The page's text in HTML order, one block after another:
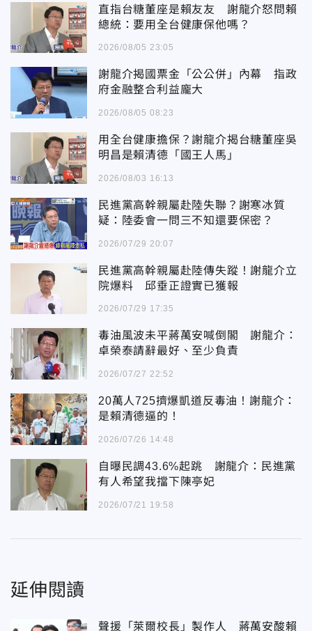
直指台糖董座是賴友友 謝龍介怒問賴
總統：要用全台健康保他嗎？
2026/08/05 23:05
謝龍介揭國票金「公公併」內幕 指政
府金融整合利益龐大
2026/08/05 08:23
用全台健康擔保？謝龍介揭台糖董座吳
明昌是賴清德「國王人馬」
2026/08/03 16:13
民進黨高幹親屬赴陸失聯？謝寒冰質
疑：陸委會一問三不知還要保密？
2026/07/29 20:07
民進黨高幹親屬赴陸傳失蹤！謝龍介立
院爆料 邱垂正證實已獲報
2026/07/29 17:35
毒油風波未平蔣萬安喊倒閣 謝龍介：
卓榮泰請辭最好、至少負責
2026/07/27 22:52
20萬人725擠爆凱道反毒油！謝龍介：
是賴清德逼的！
2026/07/26 14:48
自曝民調43.6%起跳 謝龍介：民進黨
有人希望我擋下陳亭妃
2026/07/21 19:58
延伸閱讀
聲援「萊爾校長」製作人 蔣萬安酸賴